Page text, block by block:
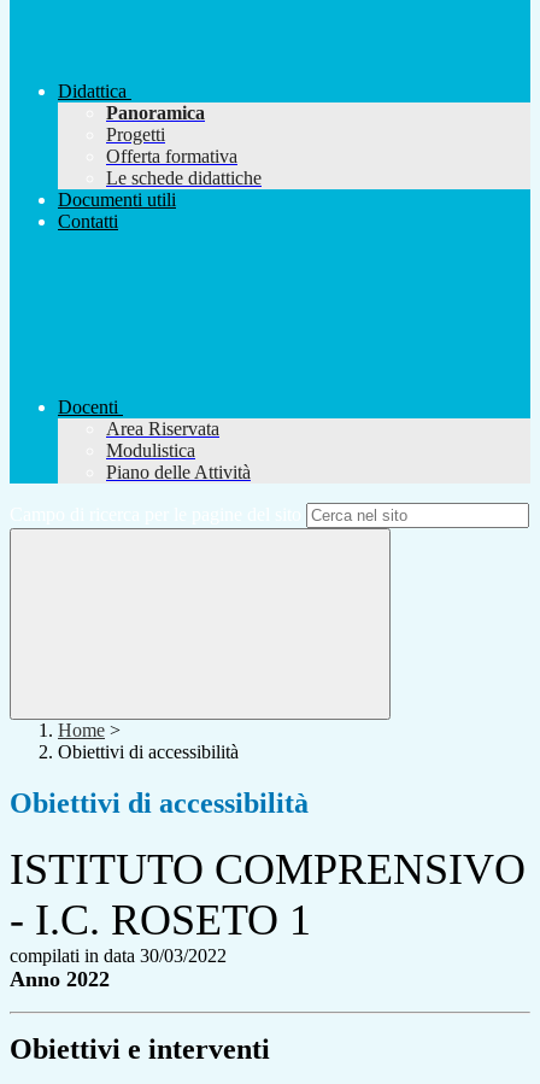
Didattica
Panoramica
Progetti
Offerta formativa
Le schede didattiche
Documenti utili
Contatti
Docenti
Area Riservata
Modulistica
Piano delle Attività
Home >
Obiettivi di accessibilità
Obiettivi di accessibilità
ISTITUTO COMPRENSIVO
- I.C. ROSETO 1
compilati in data 30/03/2022
Anno 2022
Obiettivi e interventi